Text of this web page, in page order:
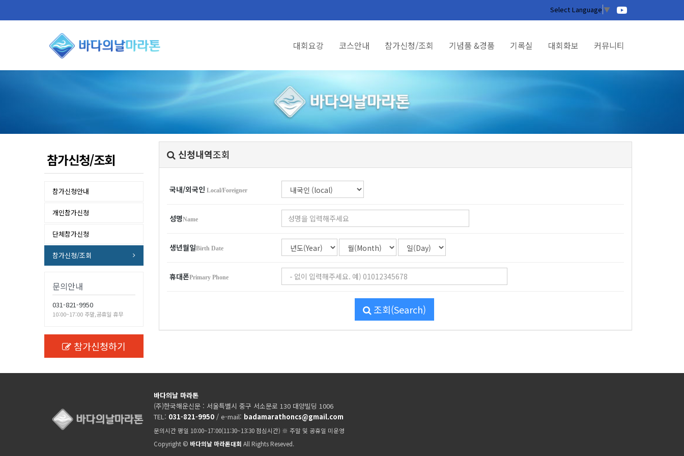
Select Language ▼
대회요강 코스안내 참가신청/조회 기념품 &경품 기록실 대회화보 커뮤니티
참가신청/조회
참가신청안내
개인참가신청
단체참가신청
참가신청/조회
문의안내
031-821-9950
10:00~17:00 주말,공휴일 휴무
참가신청하기
신청내역조회
국내/외국인 Local/Foreigner
성명Name
생년월일 Birth Date
휴대폰 Primary Phone
조회(Search)
바다의날 마라톤
(주)한국해운신문 : 서울특별시 중구 서소문로 130 대양빌딩 1006
TEL: 031-821-9950 / e-mail: badamarathoncs@gmail.com
문의시간 평일 10:00~17:00(11:30~13:30 점심시간) ※ 주말 및 공휴일 미운영
Copyright © 바다의날 마라톤대회 All Rights Reseved.